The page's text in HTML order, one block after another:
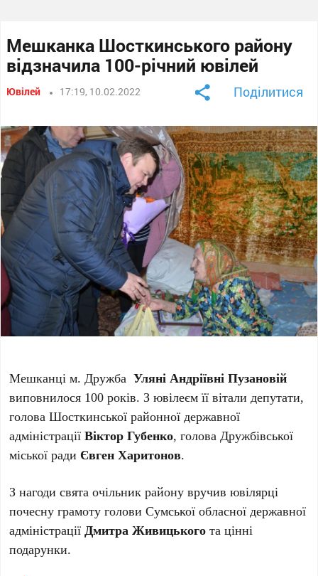
Мешканка Шосткинського району
відзначила 100-річний ювілей
Ювілей 17:19, 10.02.2022 Поділитися
Мешканці м. ДружбаУляні Андріївні Пузановій
виповнилося 100 років. З ювілеєм її вітали депутати,
голова Шосткинської районної державної
адміністраціїВіктор Губенко, голова Дружбівської
міської ради Євген Харитонов.
З нагоди свята очільник району вручив ювілярці
почесну грамоту голови Сумської обласної державної
адміністраціїДмитра Живицького та цінні
подарунки.